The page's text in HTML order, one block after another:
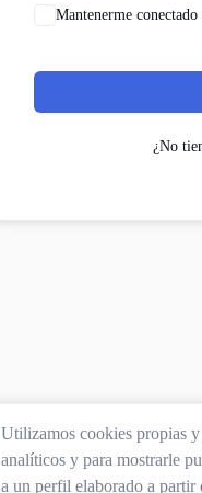
Mantenerme conectado
¿No
Utilizamos cookies propias
analíticos y para mostrarle
a un perfil elaborado a partir